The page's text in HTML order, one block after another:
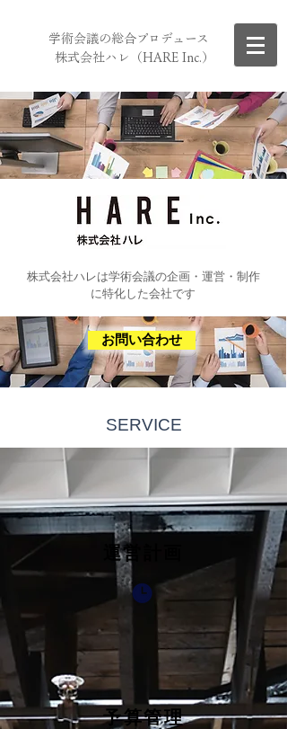
学術会議の総合プロデュース
株式会社ハレ（HARE Inc.）
お問い合わせ
​株式会社ハレは学術会議の企画・運営・制作
に特化した会社です
​SERVICE
運営計画
予算管理